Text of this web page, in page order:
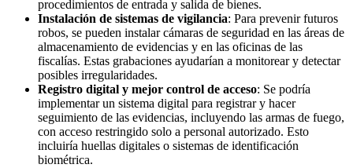
procedimientos de entrada y salida de bienes.
Instalación de sistemas de vigilancia: Para prevenir futuros
robos, se pueden instalar cámaras de seguridad en las áreas de
almacenamiento de evidencias y en las oficinas de las
fiscalías. Estas grabaciones ayudarían a monitorear y detectar
posibles irregularidades.
Registro digital y mejor control de acceso: Se podría
implementar un sistema digital para registrar y hacer
seguimiento de las evidencias, incluyendo las armas de fuego,
con acceso restringido solo a personal autorizado. Esto
incluiría huellas digitales o sistemas de identificación
biométrica.